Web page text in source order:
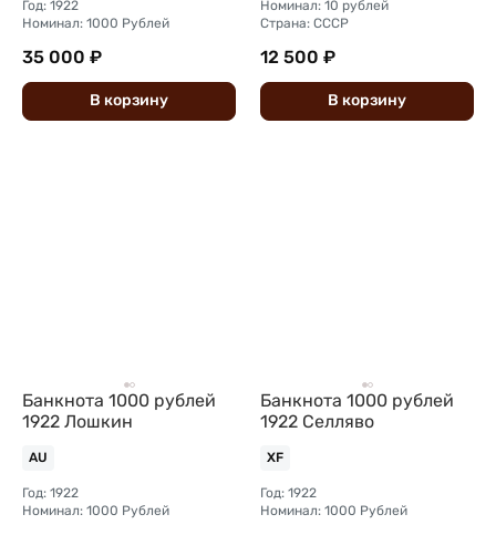
Год: 1922
Номинал: 1000 Рублей
35 000 ₽
В корзину
Номинал: 10 рублей
Страна: СССР
12 500 ₽
В корзину
Банкнота 1000 рублей
1922 Лошкин
AU
Год: 1922
Номинал: 1000 Рублей
Банкнота 1000 рублей
1922 Селляво
XF
Год: 1922
Номинал: 1000 Рублей